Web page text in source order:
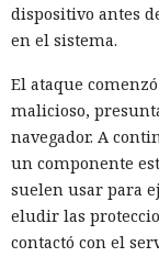
dispositivo antes
en el sistema.
El ataque
malicioso,
navegador. A
un componente
suelen usar para
eludir las
contactó con el